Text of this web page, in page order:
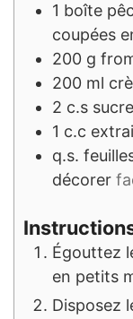
1 boîte
coupées
200 g
200 ml
2 c.s
1 c.c
q.s.
décorer
Égouttez
en petits
Disposez